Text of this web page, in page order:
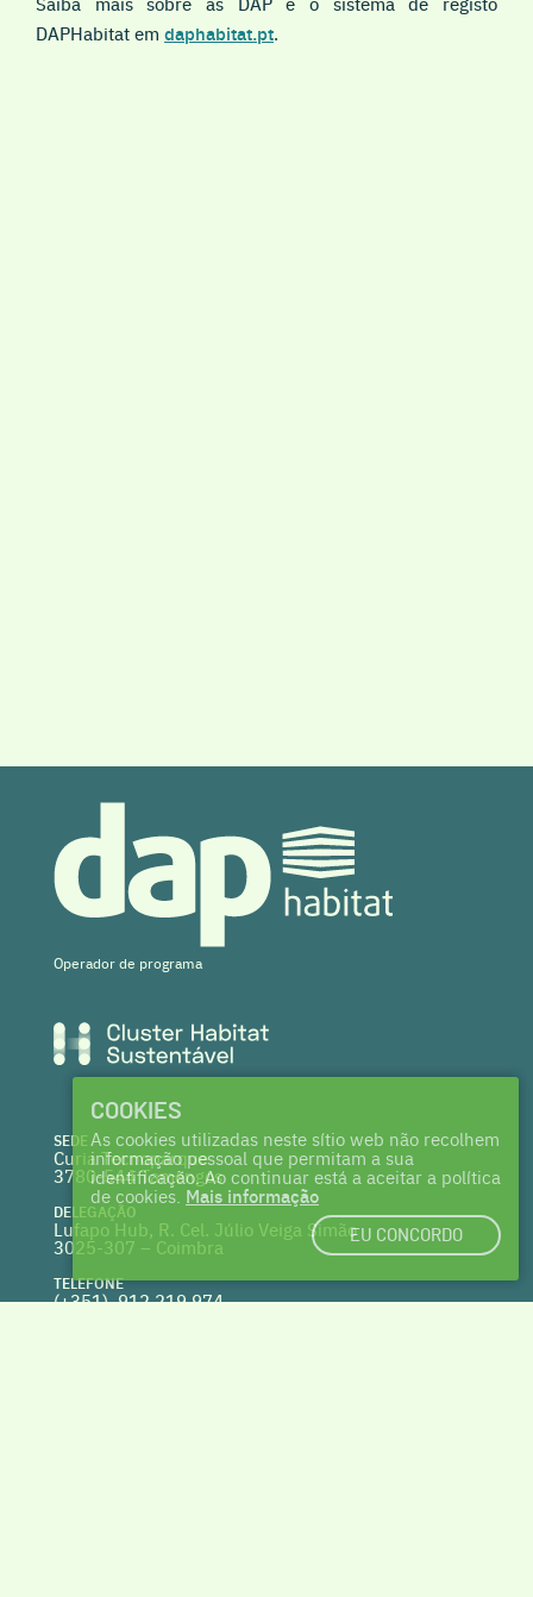
DAPHabitat em daphabitat.pt.
Operador de programa
SEDE
Curia Tecnoparque
3780-544 Tamengos
DELEGAÇÃO
Lufapo Hub, R. Cel. Júlio Veiga Simão
3025-307 – Coimbra
TELEFONE
(+351) 912 219 974
COOKIES
As cookies utilizadas neste sítio web não recolhem
informação pessoal que permitam a sua
identificação. Ao continuar está a aceitar a política
de cookies. Mais informação
EU CONCORDO